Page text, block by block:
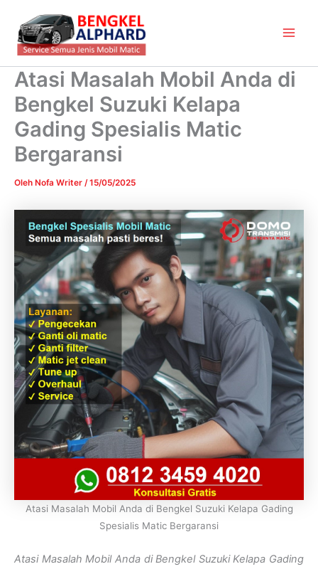
konten
Atasi Masalah Mobil Anda di
Bengkel Suzuki Kelapa
Gading Spesialis Matic
Bergaransi
Oleh Nofa Writer /15/05/2025
Atasi Masalah Mobil Anda di Bengkel Suzuki Kelapa Gading
Spesialis Matic Bergaransi
Atasi Masalah Mobil Anda di Bengkel Suzuki Kelapa Gading